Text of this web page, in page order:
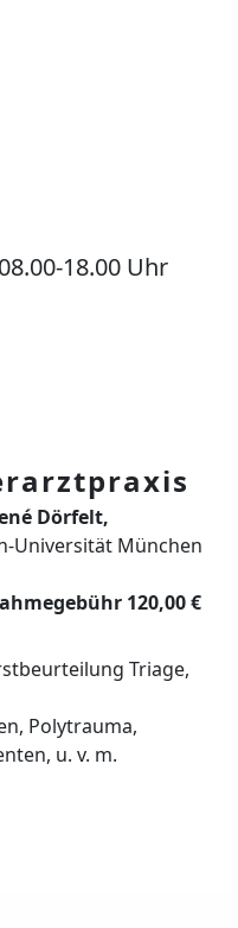
18.00 Uhr
Dörfelt,
Universität München
120,00 €
Triage,
Polytrauma,
u. v. m.